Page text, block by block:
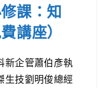
課：知
講座）
新企管蕭伯彥執
生技劉明俊總經